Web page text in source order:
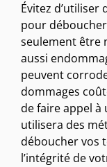
Évitez
pour
seulement être
aussi
peuvent
dommages
de faire appel
utilisera des
déboucher vos
l’intégrité de